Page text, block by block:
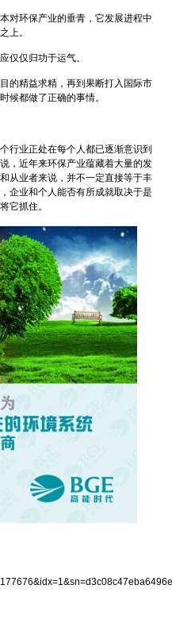
对环保产业的垂青，它发展进程中
上。
仅仅归功于运气。
的精益求精，再到果断打入国际市
候都做了正确的事情。
行业正处在每个人都已逐渐意识到
，近年来环保产业蕴藏着大量的发
从业者来说，并不一定直接等于丰
企业和个人能否有所成就取决于是
它抓住。